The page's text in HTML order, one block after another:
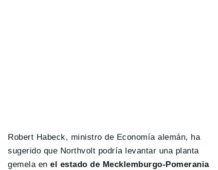
Robert Habeck, ministro de Economía alemán, ha
sugerido que Northvolt podría levantar una planta
gemela enel estado de Mecklemburgo-Pomerania